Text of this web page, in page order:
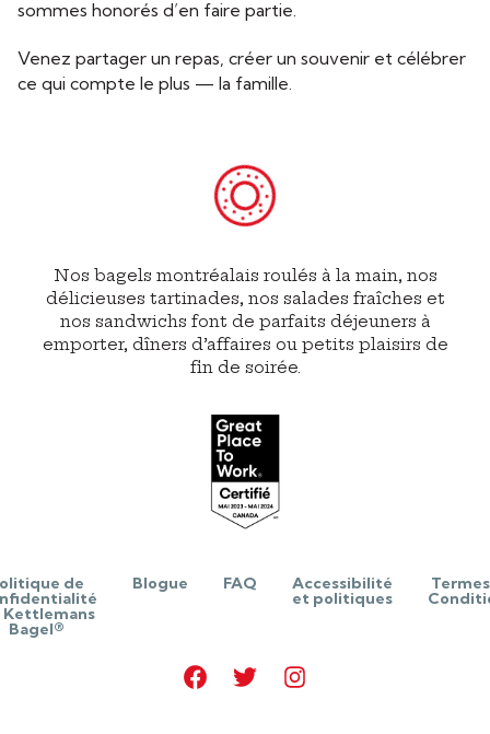
sommes honorés d’en faire partie.
Venez partager un repas, créer un souvenir et célébrer
ce qui compte le plus — la famille.
Nos bagels montréalais roulés à la main, nos
délicieuses tartinades, nos salades fraîches et
nos sandwichs font de parfaits déjeuners à
emporter, dîners d’affaires ou petits plaisirs de
fin de soirée.
de
Kettlemans
Bagel®
Blogue FAQ Accessibilité
et politiques